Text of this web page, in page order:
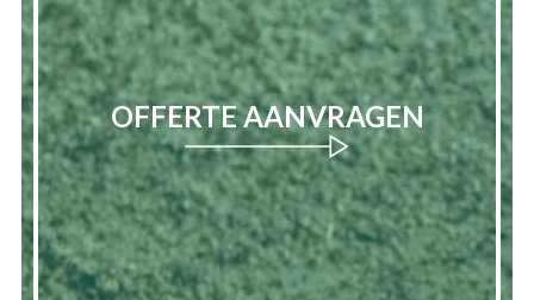
OFFERTE AANVRAGEN